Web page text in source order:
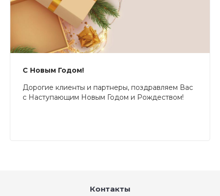
С Новым Годом!
Дорогие клиенты и партнеры, поздравляем Вас
с Наступающим Новым Годом и Рождеством!
Контакты